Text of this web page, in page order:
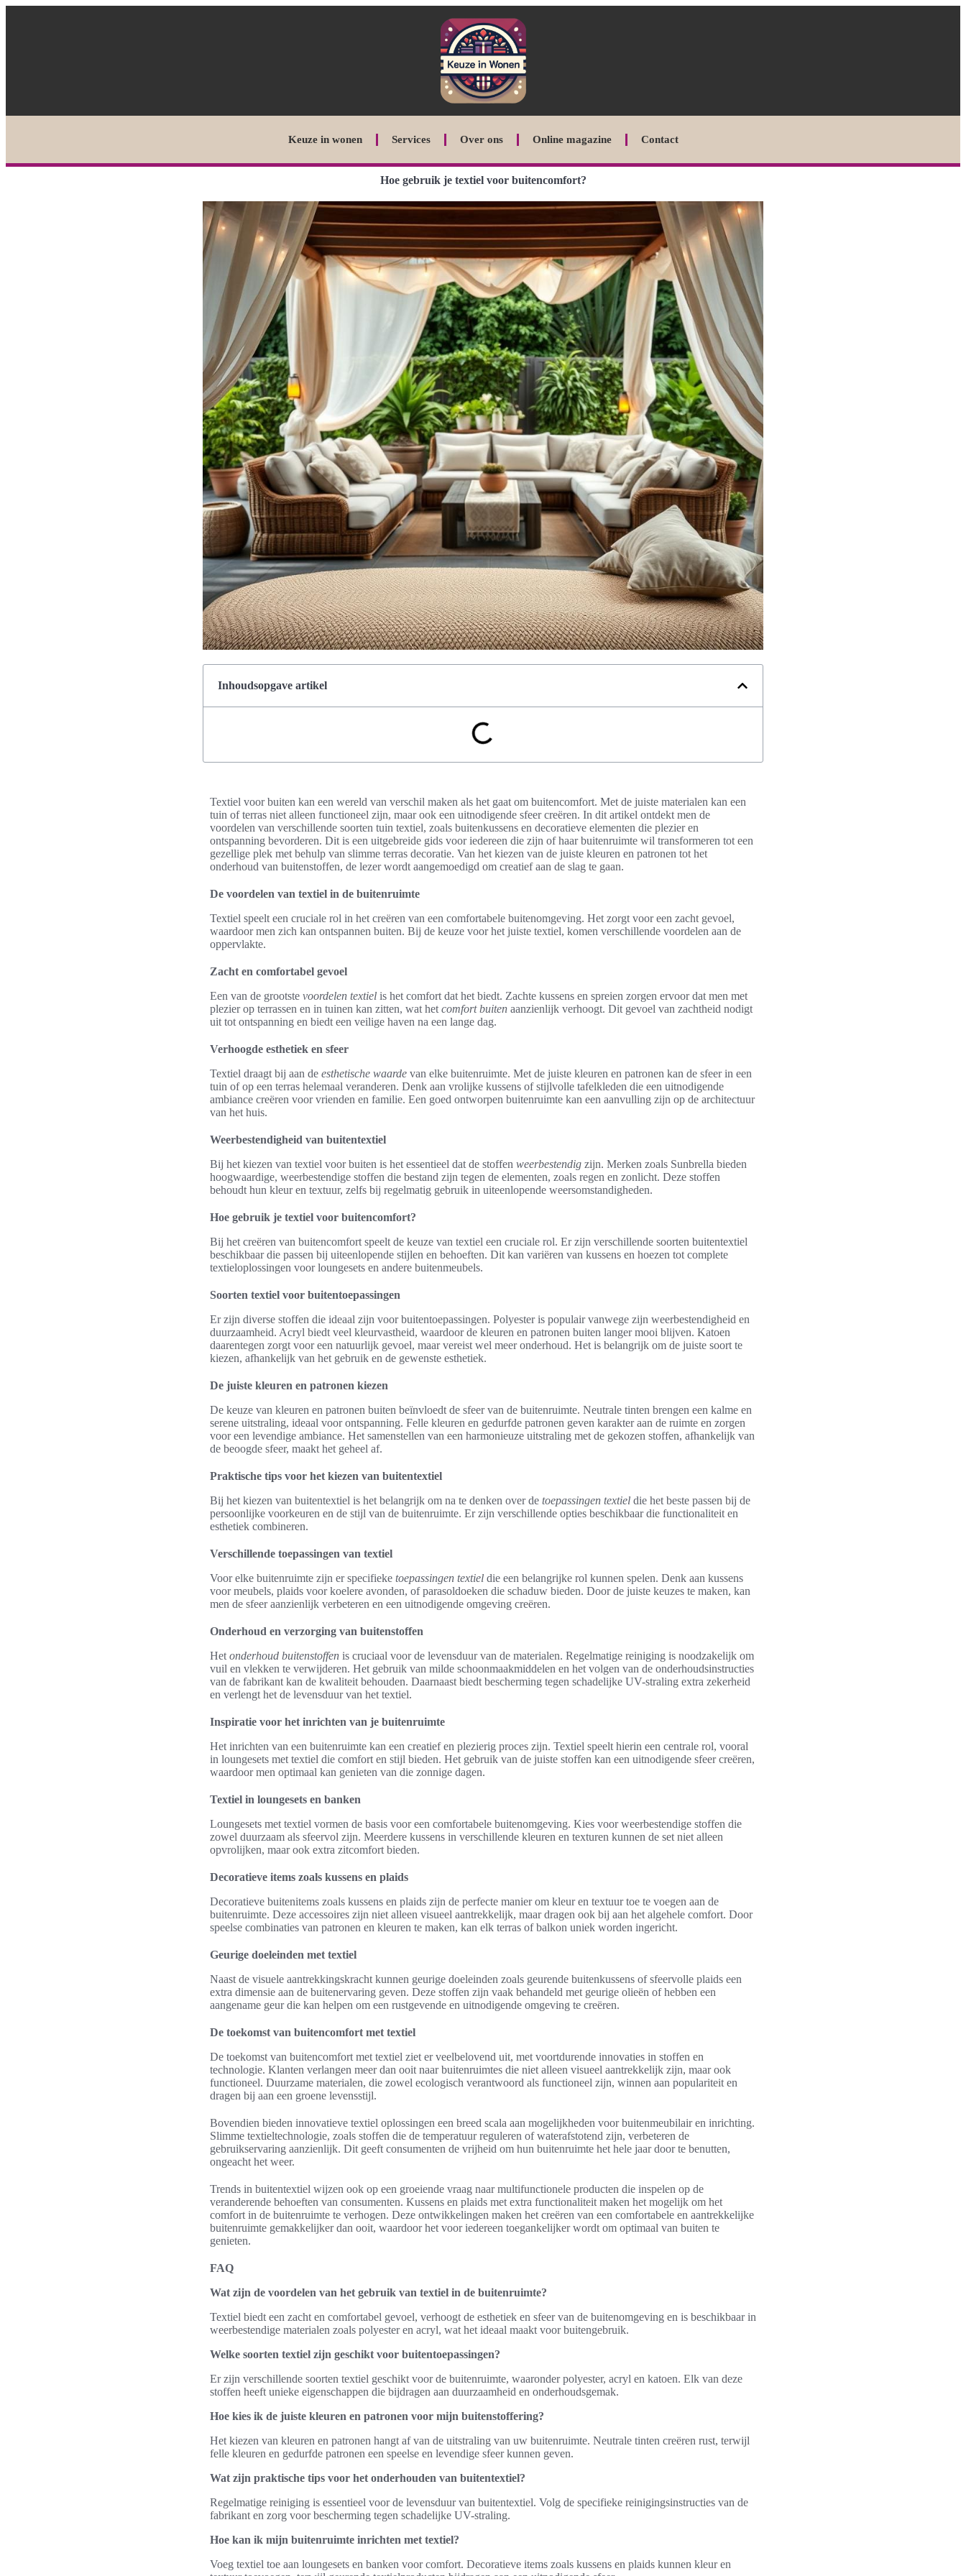
Keuze in wonen Services Over ons Online magazine Contact
Hoe gebruik je textiel voor buitencomfort?
Inhoudsopgave artikel
Textiel voor buiten kan een wereld van verschil maken als het gaat om buitencomfort. Met de juiste materialen kan een
tuin of terras niet alleen functioneel zijn, maar ook een uitnodigende sfeer creëren. In dit artikel ontdekt men de
voordelen van verschillende soorten tuin textiel, zoals buitenkussens en decoratieve elementen die plezier en
ontspanning bevorderen. Dit is een uitgebreide gids voor iedereen die zijn of haar buitenruimte wil transformeren tot een
gezellige plek met behulp van slimme terras decoratie. Van het kiezen van de juiste kleuren en patronen tot het
onderhoud van buitenstoffen, de lezer wordt aangemoedigd om creatief aan de slag te gaan.
De voordelen van textiel in de buitenruimte
Textiel speelt een cruciale rol in het creëren van een comfortabele buitenomgeving. Het zorgt voor een zacht gevoel,
waardoor men zich kan ontspannen buiten. Bij de keuze voor het juiste textiel, komen verschillende voordelen aan de
oppervlakte.
Zacht en comfortabel gevoel
Een van de grootste voordelen textiel is het comfort dat het biedt. Zachte kussens en spreien zorgen ervoor dat men met
plezier op terrassen en in tuinen kan zitten, wat het comfort buiten aanzienlijk verhoogt. Dit gevoel van zachtheid nodigt
uit tot ontspanning en biedt een veilige haven na een lange dag.
Verhoogde esthetiek en sfeer
Textiel draagt bij aan de esthetische waarde van elke buitenruimte. Met de juiste kleuren en patronen kan de sfeer in een
tuin of op een terras helemaal veranderen. Denk aan vrolijke kussens of stijlvolle tafelkleden die een uitnodigende
ambiance creëren voor vrienden en familie. Een goed ontworpen buitenruimte kan een aanvulling zijn op de architectuur
van het huis.
Weerbestendigheid van buitentextiel
Bij het kiezen van textiel voor buiten is het essentieel dat de stoffen weerbestendig zijn. Merken zoals Sunbrella bieden
hoogwaardige, weerbestendige stoffen die bestand zijn tegen de elementen, zoals regen en zonlicht. Deze stoffen
behoudt hun kleur en textuur, zelfs bij regelmatig gebruik in uiteenlopende weersomstandigheden.
Hoe gebruik je textiel voor buitencomfort?
Bij het creëren van buitencomfort speelt de keuze van textiel een cruciale rol. Er zijn verschillende soorten buitentextiel
beschikbaar die passen bij uiteenlopende stijlen en behoeften. Dit kan variëren van kussens en hoezen tot complete
textieloplossingen voor loungesets en andere buitenmeubels.
Soorten textiel voor buitentoepassingen
Er zijn diverse stoffen die ideaal zijn voor buitentoepassingen. Polyester is populair vanwege zijn weerbestendigheid en
duurzaamheid. Acryl biedt veel kleurvastheid, waardoor de kleuren en patronen buiten langer mooi blijven. Katoen
daarentegen zorgt voor een natuurlijk gevoel, maar vereist wel meer onderhoud. Het is belangrijk om de juiste soort te
kiezen, afhankelijk van het gebruik en de gewenste esthetiek.
De juiste kleuren en patronen kiezen
De keuze van kleuren en patronen buiten beïnvloedt de sfeer van de buitenruimte. Neutrale tinten brengen een kalme en
serene uitstraling, ideaal voor ontspanning. Felle kleuren en gedurfde patronen geven karakter aan de ruimte en zorgen
voor een levendige ambiance. Het samenstellen van een harmonieuze uitstraling met de gekozen stoffen, afhankelijk van
de beoogde sfeer, maakt het geheel af.
Praktische tips voor het kiezen van buitentextiel
Bij het kiezen van buitentextiel is het belangrijk om na te denken over de toepassingen textiel die het beste passen bij de
persoonlijke voorkeuren en de stijl van de buitenruimte. Er zijn verschillende opties beschikbaar die functionaliteit en
esthetiek combineren.
Verschillende toepassingen van textiel
Voor elke buitenruimte zijn er specifieke toepassingen textiel die een belangrijke rol kunnen spelen. Denk aan kussens
voor meubels, plaids voor koelere avonden, of parasoldoeken die schaduw bieden. Door de juiste keuzes te maken, kan
men de sfeer aanzienlijk verbeteren en een uitnodigende omgeving creëren.
Onderhoud en verzorging van buitenstoffen
Het onderhoud buitenstoffen is cruciaal voor de levensduur van de materialen. Regelmatige reiniging is noodzakelijk om
vuil en vlekken te verwijderen. Het gebruik van milde schoonmaakmiddelen en het volgen van de onderhoudsinstructies
van de fabrikant kan de kwaliteit behouden. Daarnaast biedt bescherming tegen schadelijke UV-straling extra zekerheid
en verlengt het de levensduur van het textiel.
Inspiratie voor het inrichten van je buitenruimte
Het inrichten van een buitenruimte kan een creatief en plezierig proces zijn. Textiel speelt hierin een centrale rol, vooral
in loungesets met textiel die comfort en stijl bieden. Het gebruik van de juiste stoffen kan een uitnodigende sfeer creëren,
waardoor men optimaal kan genieten van die zonnige dagen.
Textiel in loungesets en banken
Loungesets met textiel vormen de basis voor een comfortabele buitenomgeving. Kies voor weerbestendige stoffen die
zowel duurzaam als sfeervol zijn. Meerdere kussens in verschillende kleuren en texturen kunnen de set niet alleen
opvrolijken, maar ook extra zitcomfort bieden.
Decoratieve items zoals kussens en plaids
Decoratieve buitenitems zoals kussens en plaids zijn de perfecte manier om kleur en textuur toe te voegen aan de
buitenruimte. Deze accessoires zijn niet alleen visueel aantrekkelijk, maar dragen ook bij aan het algehele comfort. Door
speelse combinaties van patronen en kleuren te maken, kan elk terras of balkon uniek worden ingericht.
Geurige doeleinden met textiel
Naast de visuele aantrekkingskracht kunnen geurige doeleinden zoals geurende buitenkussens of sfeervolle plaids een
extra dimensie aan de buitenervaring geven. Deze stoffen zijn vaak behandeld met geurige olieën of hebben een
aangename geur die kan helpen om een rustgevende en uitnodigende omgeving te creëren.
De toekomst van buitencomfort met textiel
De toekomst van buitencomfort met textiel ziet er veelbelovend uit, met voortdurende innovaties in stoffen en
technologie. Klanten verlangen meer dan ooit naar buitenruimtes die niet alleen visueel aantrekkelijk zijn, maar ook
functioneel. Duurzame materialen, die zowel ecologisch verantwoord als functioneel zijn, winnen aan populariteit en
dragen bij aan een groene levensstijl.
Bovendien bieden innovatieve textiel oplossingen een breed scala aan mogelijkheden voor buitenmeubilair en inrichting.
Slimme textieltechnologie, zoals stoffen die de temperatuur reguleren of waterafstotend zijn, verbeteren de
gebruikservaring aanzienlijk. Dit geeft consumenten de vrijheid om hun buitenruimte het hele jaar door te benutten,
ongeacht het weer.
Trends in buitentextiel wijzen ook op een groeiende vraag naar multifunctionele producten die inspelen op de
veranderende behoeften van consumenten. Kussens en plaids met extra functionaliteit maken het mogelijk om het
comfort in de buitenruimte te verhogen. Deze ontwikkelingen maken het creëren van een comfortabele en aantrekkelijke
buitenruimte gemakkelijker dan ooit, waardoor het voor iedereen toegankelijker wordt om optimaal van buiten te
genieten.
FAQ
Wat zijn de voordelen van het gebruik van textiel in de buitenruimte?
Textiel biedt een zacht en comfortabel gevoel, verhoogt de esthetiek en sfeer van de buitenomgeving en is beschikbaar in
weerbestendige materialen zoals polyester en acryl, wat het ideaal maakt voor buitengebruik.
Welke soorten textiel zijn geschikt voor buitentoepassingen?
Er zijn verschillende soorten textiel geschikt voor de buitenruimte, waaronder polyester, acryl en katoen. Elk van deze
stoffen heeft unieke eigenschappen die bijdragen aan duurzaamheid en onderhoudsgemak.
Hoe kies ik de juiste kleuren en patronen voor mijn buitenstoffering?
Het kiezen van kleuren en patronen hangt af van de uitstraling van uw buitenruimte. Neutrale tinten creëren rust, terwijl
felle kleuren en gedurfde patronen een speelse en levendige sfeer kunnen geven.
Wat zijn praktische tips voor het onderhouden van buitentextiel?
Regelmatige reiniging is essentieel voor de levensduur van buitentextiel. Volg de specifieke reinigingsinstructies van de
fabrikant en zorg voor bescherming tegen schadelijke UV-straling.
Hoe kan ik mijn buitenruimte inrichten met textiel?
Voeg textiel toe aan loungesets en banken voor comfort. Decoratieve items zoals kussens en plaids kunnen kleur en